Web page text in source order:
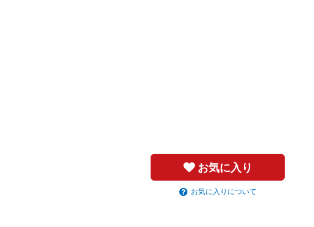
お気に入り
お気に入りについて